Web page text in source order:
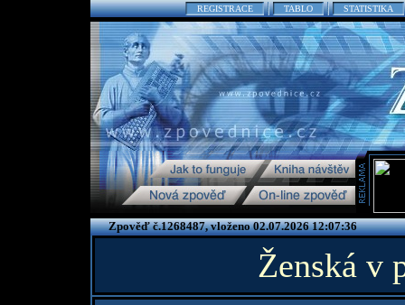
REGISTRACE TABLO STATISTIKA
Zpověď č.1268487, vloženo 02.07.2026 12:07:36
Ženská v